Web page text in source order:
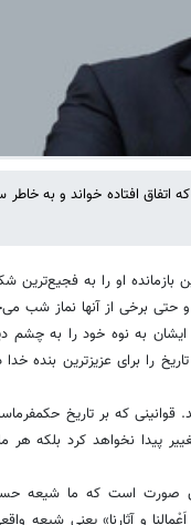
اتفاق افتاده خواند و به خاطر
بازمانده او را به
حتی برخی از آنها نماز شب
ایشان به نوه خود را به چشم
را برای عزیزترین بنده
قوانینی که بر تاریخ
پیدا نخواهد کرد بلکه
آن صورت است که ما شیعه
و آثارِنا» یعنی شیعه